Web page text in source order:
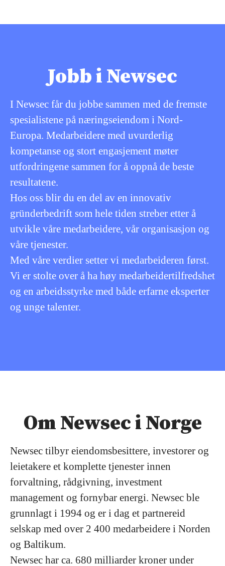
Jobb i Newsec
I Newsec får du jobbe sammen med de fremste
spesialistene på næringseiendom i Nord-
Europa. Medarbeidere med uvurderlig
kompetanse og stort engasjement møter
utfordringene sammen for å oppnå de beste
resultatene.
Hos oss blir du en del av en innovativ
gründerbedrift som hele tiden streber etter å
utvikle våre medarbeidere, vår organisasjon og
våre tjenester.
Med våre verdier setter vi medarbeideren først.
Vi er stolte over å ha høy medarbeidertilfredshet
og en arbeidsstyrke med både erfarne eksperter
og unge talenter.
Om Newsec i Norge
Newsec tilbyr eiendomsbesittere, investorer og
leietakere et komplette tjenester innen
forvaltning, rådgivning, investment
management og fornybar energi. Newsec ble
grunnlagt i 1994 og er i dag et partnereid
selskap med over 2 400 medarbeidere i Norden
og Baltikum.
Newsec har ca. 680 milliarder kroner under